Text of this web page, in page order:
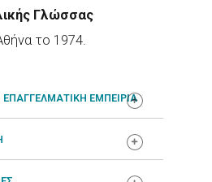
Γλώσσας
το 1974.
ΕΠΑΓΓΕΛΜΑΤΙΚΗ ΕΜΠΕΙΡΙΑ